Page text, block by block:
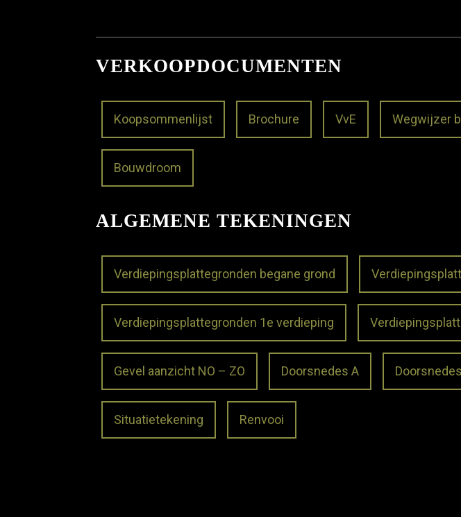
VERKOOPDOCUMENTEN
Koopsommenlijst Brochure VvE Wegwijzer
Bouwdroom
ALGEMENE TEKENINGEN
Verdiepingsplattegronden begane grond
Verdiepingsplattegronden 1e verdieping
Gevel aanzicht NO – ZO Doorsnedes A
Situatietekening Renvooi